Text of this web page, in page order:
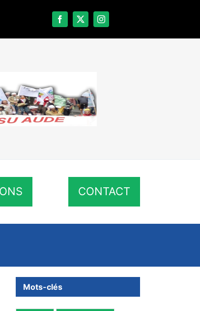
CONTACT
Mots-clés